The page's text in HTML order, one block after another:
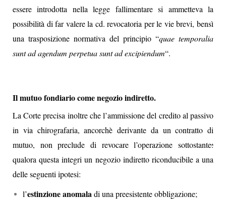
essere introdotta nella legge fallimentare si ammetteva la
possibilità di far valere la cd. revocatoria per le vie brevi, bensì
una trasposizione normativa del principio “quae temporalia
sunt ad agendum perpetua sunt ad excipiendum“.
Il mutuo fondiario come negozio indiretto.
La Corte precisa inoltre che l’ammissione del credito al passivo
in via chirografaria, ancorchè derivante da un contratto di
mutuo, non preclude di revocare l’operazione sottostante:
qualora questa integri un negozio indiretto riconducibile a una
delle seguenti ipotesi:
l’estinzione anomaladi una preesistente obbligazione;